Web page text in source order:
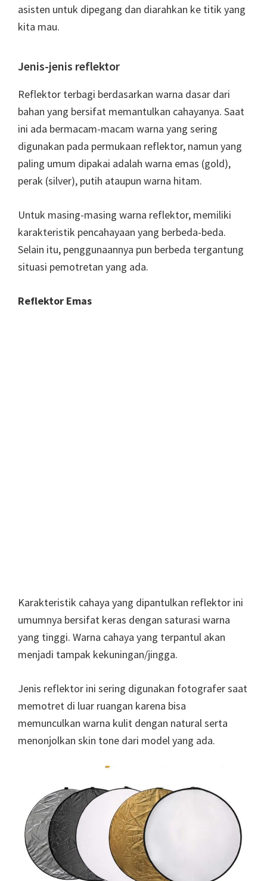
asisten untuk dipegang dan diarahkan ke titik yang
kita mau.
Jenis-jenis reflektor
Reflektor terbagi berdasarkan warna dasar dari
bahan yang bersifat memantulkan cahayanya. Saat
ini ada bermacam-macam warna yang sering
digunakan pada permukaan reflektor, namun yang
paling umum dipakai adalah warna emas (gold),
perak (silver), putih ataupun warna hitam.
Untuk masing-masing warna reflektor, memiliki
karakteristik pencahayaan yang berbeda-beda.
Selain itu, penggunaannya pun berbeda tergantung
situasi pemotretan yang ada.
Reflektor Emas
Karakteristik cahaya yang dipantulkan reflektor ini
umumnya bersifat keras dengan saturasi warna
yang tinggi. Warna cahaya yang terpantul akan
menjadi tampak kekuningan/jingga.
Jenis reflektor ini sering digunakan fotografer saat
memotret di luar ruangan karena bisa
memunculkan warna kulit dengan natural serta
menonjolkan skin tone dari model yang ada.